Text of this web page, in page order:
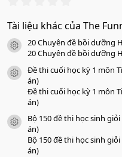
0
0
s
a
o
Tài liệu khác của The
icon tài liệu
20 Chuyên đề bồi dưỡng
20 Chuyên đề bồi dưỡng
icon tài liệu
Đề thi cuối học kỳ 1 môn
án)
Đề thi cuối học kỳ 1 môn
án)
icon tài liệu
Bộ 150 đề thi học sinh
án)
Bộ 150 đề thi học sinh
án)